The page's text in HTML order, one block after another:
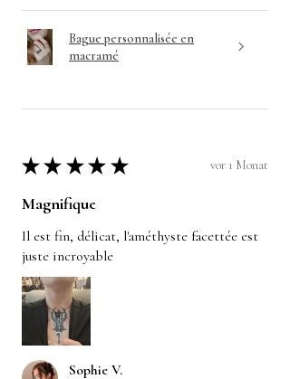
Bague personnalisée en
macramé
★ ★ ★ ★ ★ vor 1 Monat
Magnifique
Il est fin, délicat, l'améthyste facettée est
juste incroyable
Sophie V.